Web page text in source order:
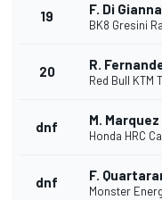
19 F. Di
BK8 Gresini
20 R.
Red Bull KTM
dnf M. Marquez
Honda HRC
dnf F.
Monster